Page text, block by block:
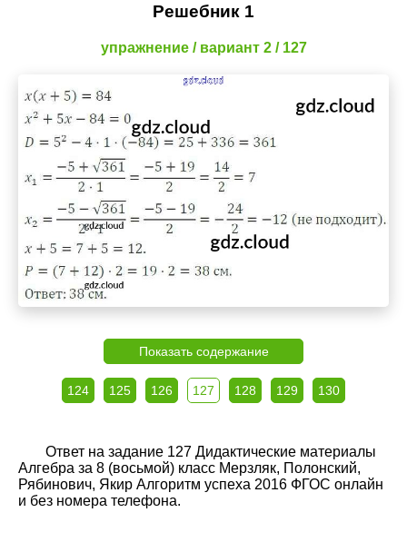
Решебник 1
упражнение / вариант 2 / 127
Показать содержание
124 125 126 127 128 129 130
Ответ на задание 127 Дидактические материалы
Алгебра за 8 (восьмой) класс Мерзляк, Полонский,
Рябинович, Якир Алгоритм успеха 2016 ФГОС онлайн
и без номера телефона.